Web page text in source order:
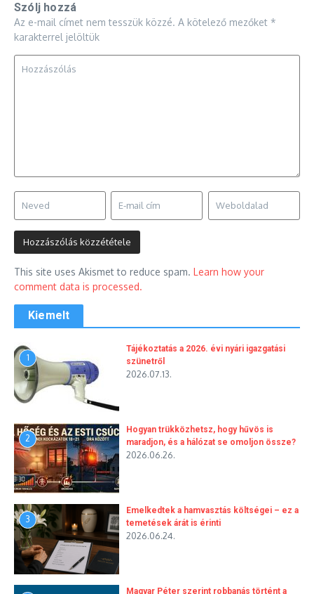
Szólj hozzá
Az e-mail címet nem tesszük közzé. A kötelező mezőket *
karakterrel jelöltük
This site uses Akismet to reduce spam. Learn how your
comment data is processed.
Kiemelt
1
Tájékoztatás a 2026. évi nyári igazgatási
szünetről
2026.07.13.
2
Hogyan trükközhetsz, hogy hűvös is
maradjon, és a hálózat se omoljon össze?
2026.06.26.
3
Emelkedtek a hamvasztás költségei – ez a
temetések árát is érinti
2026.06.24.
Magyar Péter szerint robbanás történt a